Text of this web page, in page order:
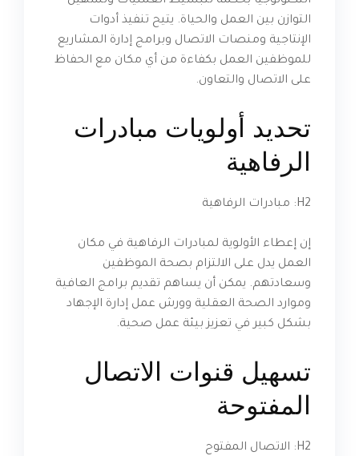
التوازن بين العمل والحياة. يتيح تنفيذ أدوات
الإنتاجية ومنصات الاتصال وبرامج إدارة المشاريع
للموظفين العمل بكفاءة من أي مكان مع الحفاظ
على الاتصال والتعاون.
تحديد أولويات مبادرات
الرفاهية
H2: مبادرات الرفاهية
إن إعطاء الأولوية لمبادرات الرفاهية في مكان
العمل يدل على الالتزام بصحة الموظفين
وسعادتهم. يمكن أن يساهم تقديم برامج العافية
وموارد الصحة العقلية وورش عمل إدارة الإجهاد
بشكل كبير في تعزيز بيئة عمل صحية.
تسهيل قنوات الاتصال
المفتوحة
H2: الاتصال المفتوح